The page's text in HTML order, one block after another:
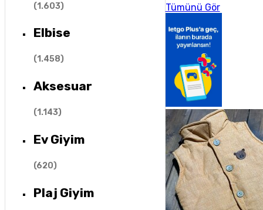
(1.603)
Elbise
(1.458)
Aksesuar
(1.143)
Ev Giyim
(620)
Plaj Giyim
Tümünü Gör